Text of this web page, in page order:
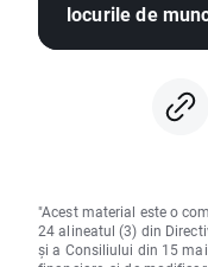
locurile de
majorare a
"Acest material este o
24 alineatul (3) din
și a Consiliului din 15